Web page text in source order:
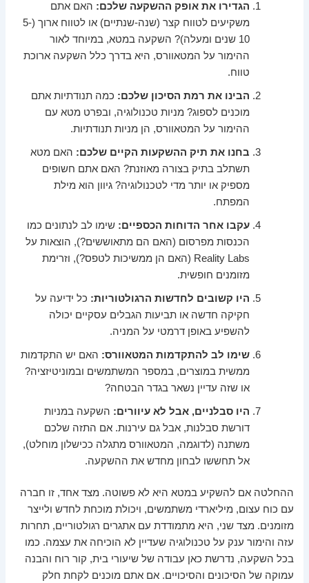
הגדירו את אופק ההשקעה שלכם: האם אתם
משקיעים לטווח קצר (שנה-שנתיים) או לטווח ארוך (5-
10 שנים ומעלה)? השקעה במטא, במיוחד לאור
ההימור על המטאוורס, היא בדרך כלל השקעה ארוכת
טווח.
הבינו את רמת הסיכון שלכם: כמה תנודתיות אתם
מוכנים לספוג? מניות טכנולוגיה, ובפרט מטא עם
ההימור על המטאוורס, הן מניות תנודתיות.
בחנו את תיק ההשקעות הקיים שלכם: האם מטא
תשתלב בתיק בצורה מאוזנת? האם אתם חשופים
מספיק או יותר מדי לטכנולוגיה? גיוון הוא מילת
המפתח.
עקבו אחר הדוחות הכספיים: שימו לב לנתונים כמו
הכנסות מפרסום (האם הם מתאוששים?), הוצאות על
Reality Labs (האם הן ממשיכות לטפס?), וזרימת
מזומנים חופשית.
היו קשובים לחדשות הרגולטוריות: כל ידיעה על
חקיקה חדשה או תביעות הגבלים עסקיים יכולה
להשפיע באופן דרמטי על המניה.
שימו לב להתקדמות המטאוורס: האם יש התקדמות
ממשית במוצרים, במספר המשתמשים ובמוניטיזציה?
או שזה עדיין נשאר בגדר הבטחה?
היו סבלניים, אבל לא עיוורים: השקעה במניות
דורשת סבלנות, אבל גם עירנות. אם התזה שלכם
משתנה (לדוגמה, המטאוורס מתגלה ככישלון מוחלט),
אל תחששו לבחון מחדש את ההשקעה.
ההחלטה אם להשקיע במטא היא לא פשוטה. מצד אחד, זו חברה
עם כוח עצום, מיליארדי משתמשים, ויכולת מוכחת לחדש ולייצר
מזומנים. מצד שני, היא מתמודדת עם אתגרים רגולטוריים, תחרות
עזה והימור ענק על טכנולוגיה שעדיין לא הוכיחה את עצמה. כמו
בכל השקעה, נדרשת כאן עבודה של שיעורי בית, קור רוח והבנה
עמוקה של הסיכונים והסיכויים. אם אתם מוכנים לקחת חלק